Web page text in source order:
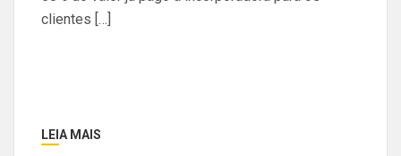
clientes […]
LEIA MAIS